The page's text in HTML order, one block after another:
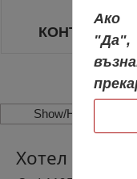
КОНТАКТИ
Show/Hide Left Side
Хотел
Ако